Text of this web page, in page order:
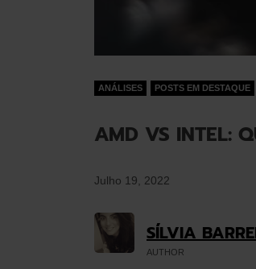
ANÁLISES POSTS EM DESTAQUE
AMD VS INTEL:
Julho 19, 2022
SÍLVIA
AUTHOR